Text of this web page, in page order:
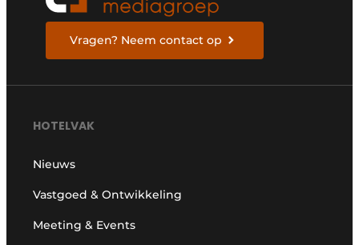
Vragen? Neem contact op
HOTELVAK
Nieuws
Vastgoed & Ontwikkeling
Meeting & Events